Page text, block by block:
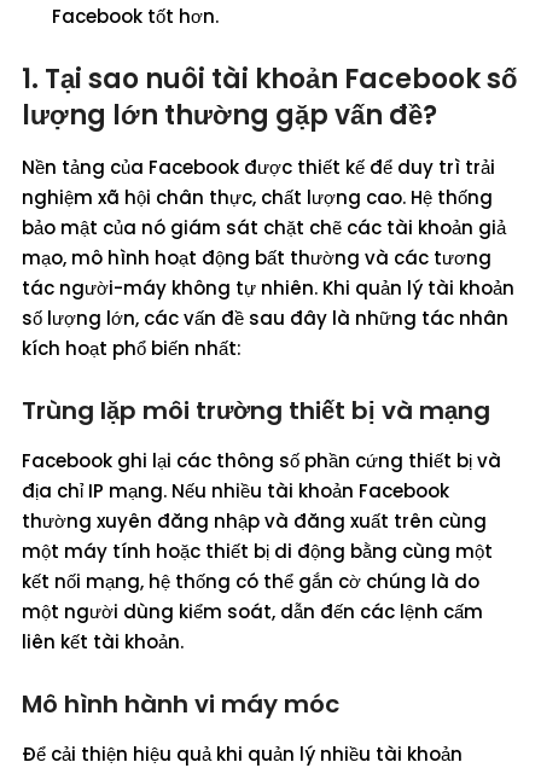
Facebook tốt hơn.
1. Tại sao nuôi tài khoản Facebook số
lượng lớn thường gặp vấn đề?
Nền tảng của Facebook được thiết kế để duy trì trải
nghiệm xã hội chân thực, chất lượng cao. Hệ thống
bảo mật của nó giám sát chặt chẽ các tài khoản giả
mạo, mô hình hoạt động bất thường và các tương
tác người-máy không tự nhiên. Khi quản lý tài khoản
số lượng lớn, các vấn đề sau đây là những tác nhân
kích hoạt phổ biến nhất:
Trùng lặp môi trường thiết bị và mạng
Facebook ghi lại các thông số phần cứng thiết bị và
địa chỉ IP mạng. Nếu nhiều tài khoản Facebook
thường xuyên đăng nhập và đăng xuất trên cùng
một máy tính hoặc thiết bị di động bằng cùng một
kết nối mạng, hệ thống có thể gắn cờ chúng là do
một người dùng kiểm soát, dẫn đến các lệnh cấm
liên kết tài khoản.
Mô hình hành vi máy móc
Để cải thiện hiệu quả khi quản lý nhiều tài khoản